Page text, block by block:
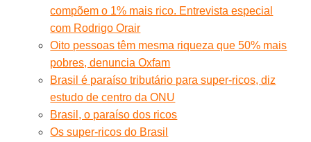
compõem o 1% mais rico. Entrevista especial
com Rodrigo Orair
Oito pessoas têm mesma riqueza que 50% mais
pobres, denuncia Oxfam
Brasil é paraíso tributário para super-ricos, diz
estudo de centro da ONU
Brasil, o paraíso dos ricos
Os super-ricos do Brasil